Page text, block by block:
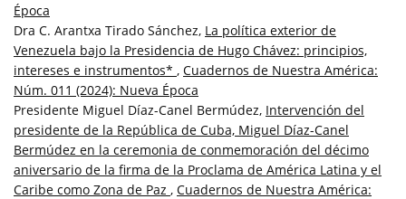
Época
Dra C. Arantxa Tirado Sánchez, La política exterior de
Venezuela bajo la Presidencia de Hugo Chávez: principios,
intereses e instrumentos* , Cuadernos de Nuestra América:
Núm. 011 (2024): Nueva Época
Presidente Miguel Díaz-Canel Bermúdez, Intervención del
presidente de la República de Cuba, Miguel Díaz-Canel
Bermúdez en la ceremonia de conmemoración del décimo
aniversario de la firma de la Proclama de América Latina y el
Caribe como Zona de Paz , Cuadernos de Nuestra América: